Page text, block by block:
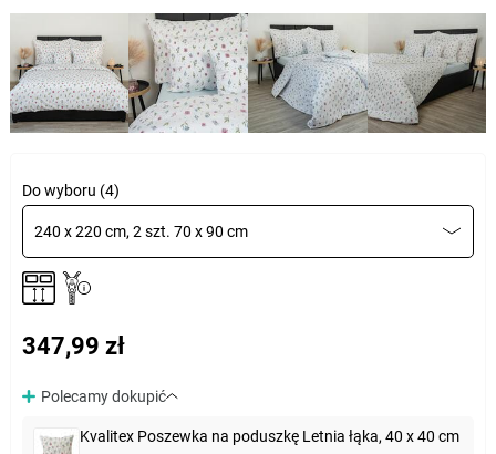
Do wyboru (4)
240 x 220 cm, 2 szt. 70 x 90 cm
347,99 zł
Polecamy dokupić
Kvalitex Poszewka na poduszkę Letnia łąka, 40 x 40 cm